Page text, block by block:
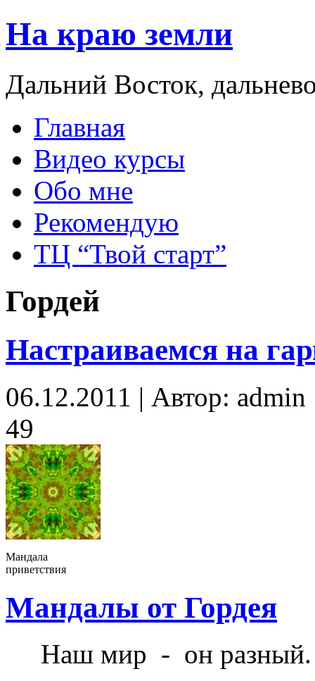
На краю земли
Дальний Восток,
Главная
Видео курсы
Обо мне
Рекомендую
ТЦ “Твой старт”
Гордей
Настраиваемся на
06.12.2011 | Автор: admin
49
Мандала
приветствия
Мандалы от Гордея
Наш мир - он разный.